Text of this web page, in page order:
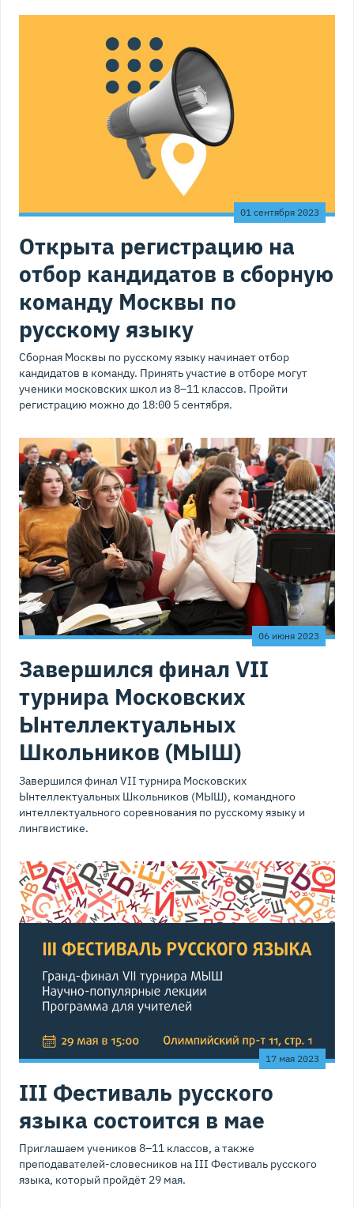
01 сентября 2023
Открыта регистрацию на
отбор кандидатов в сборную
команду Москвы по
русскому языку
Сборная Москвы по русскому языку начинает отбор
кандидатов в команду. Принять участие в отборе могут
ученики московских школ из 8–11 классов. Пройти
регистрацию можно до 18:00 5 сентября.
06 июня 2023
Завершился финал VII
турнира Московских
Ынтеллектуальных
Школьников (МЫШ)
Завершился финал VII турнира Московских
Ынтеллектуальных Школьников (МЫШ), командного
интеллектуального соревнования по русскому языку и
лингвистике.
17 мая 2023
III Фестиваль русского
языка состоится в мае
Приглашаем учеников 8–11 классов, а также
преподавателей-словесников на III Фестиваль русского
языка, который пройдёт 29 мая.